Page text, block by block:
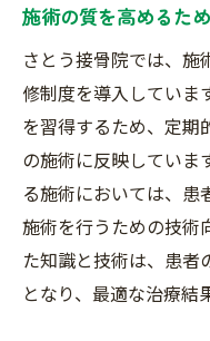
施術の質を高めるた
さとう接骨院では、施
修制度を導入していま
を習得するため、定期
の施術に反映していま
る施術においては、患
施術を行うための技術
た知識と技術は、患者
となり、最適な治療結